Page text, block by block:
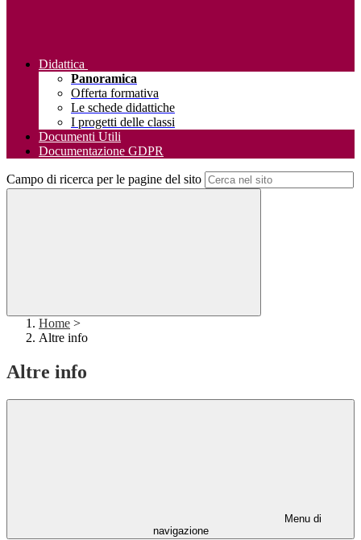
Didattica
Panoramica
Offerta formativa
Le schede didattiche
I progetti delle classi
Documenti Utili
Documentazione GDPR
Campo di ricerca per le pagine del sito
Home >
Altre info
Altre info
Menu di
navigazione